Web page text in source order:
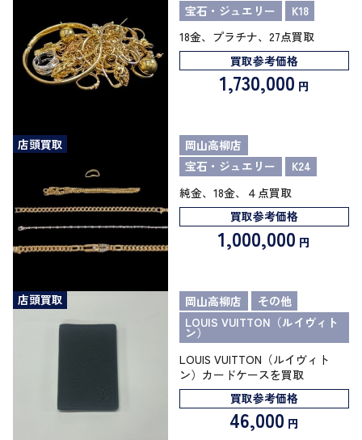
宝石・ジュエリー
K18
18金、プラチナ、27点買取
買取参考価格
1,730,000 円
店頭買取
岡山高柳店
宝石・ジュエリー
K24
純金、18金、４点買取
買取参考価格
1,000,000 円
店頭買取 岡山高柳店
その他
LOUIS VUITTON（ルイヴィト
ン）
LOUIS VUITTON（ルイヴィト
ン）カードケースを買取
買取参考価格
46,000 円